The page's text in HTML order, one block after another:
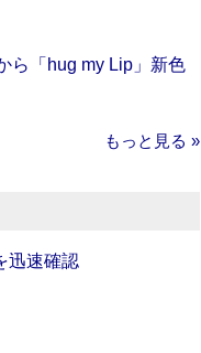
ら「hug my Lip」新色
もっと見る »
迅速確認